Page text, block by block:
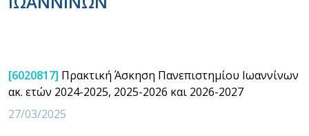
[6020817] Πρακτική Άσκηση Πανεπιστημίου Ιωαννίνων
ακ. ετών 2024-2025, 2025-2026 και 2026-2027
27/03/2025